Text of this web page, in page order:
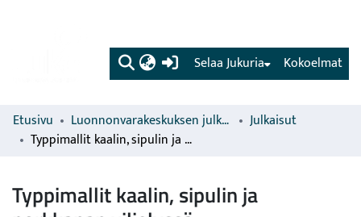
(current) Kokoelmat
Selaa Jukuria
Etusivu Luonnonvarakeskuksen julkaisut
Julkaisut
Typpimallit kaalin, sipulin ja porkkanan viljelyssä
Typpimallit kaalin, sipulin ja